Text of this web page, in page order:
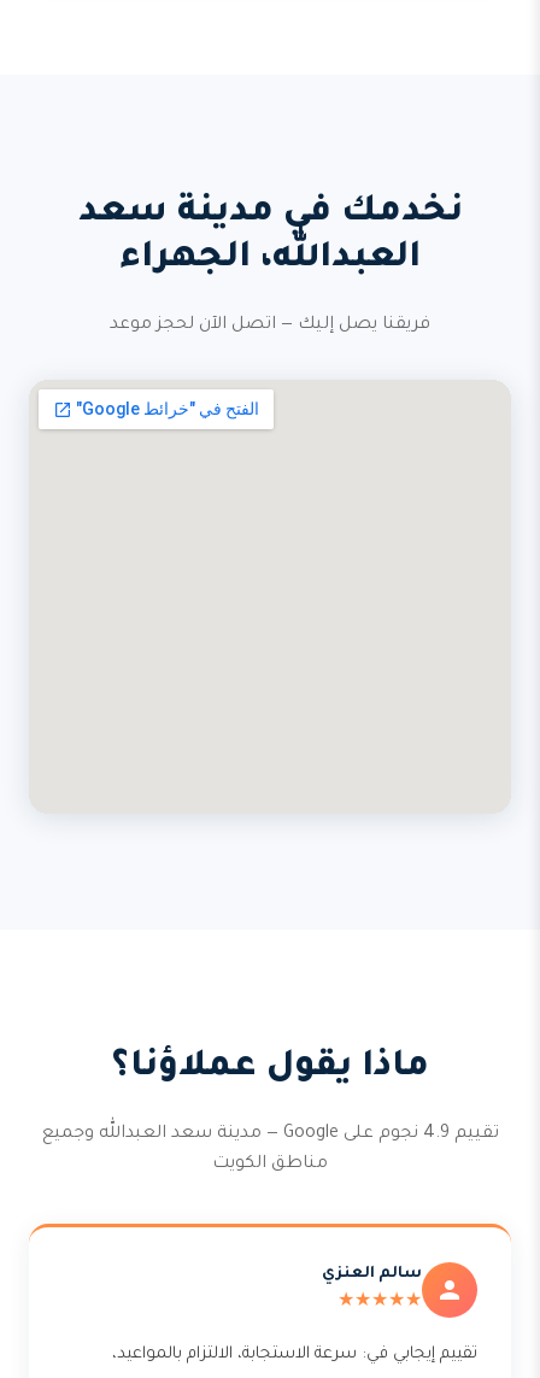
نخدمك في مدينة سعد
العبدالله، الجهراء
فريقنا يصل إليك — اتصل الآن لحجز موعد
ماذا يقول عملاؤنا؟
تقييم 4.9 نجوم على Google — مدينة سعد العبدالله وجميع
مناطق الكويت
سالم العنزي
★★★★★
تقييم إيجابي في: سرعة الاستجابة، الالتزام بالمواعيد،